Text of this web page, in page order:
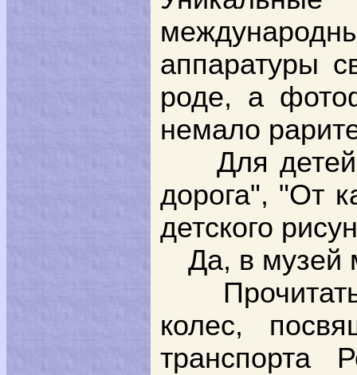
аппаратуры
роде, а
немало
Для
дорога", "От
детского
Да, в музей
колес,
транспорта